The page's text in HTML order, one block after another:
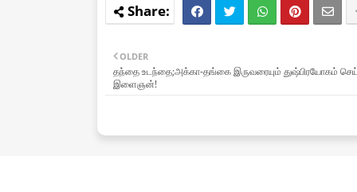
OLDER
தந்தை உடந்தை;அக்கா-தங்கை இருவரையும் துஷ்பிரயோகம்
இளைஞன்!